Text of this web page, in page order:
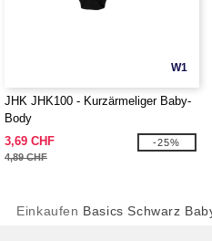
W1
JHK JHK100 - Kurzärmeliger Baby-
Body
3,69 CHF
4,89 CHF
-25%
Einkaufen Basics Schwarz